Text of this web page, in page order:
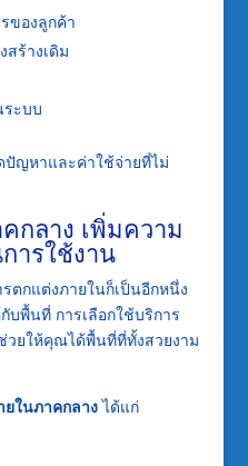
ของลูกค้า
ร้างเดิม
ระบบ
ปัญหาและค่าใช้จ่ายที่ไม่
กลาง เพิ่มความ
ารใช้งาน
ตกแต่งภายในก็เป็นอีกหนึ่ง
บพื้นที่ การเลือกใช้บริการ
ยให้คุณได้พื้นที่ที่ทั้งสวยงาม
ในภาคกลางได้แก่